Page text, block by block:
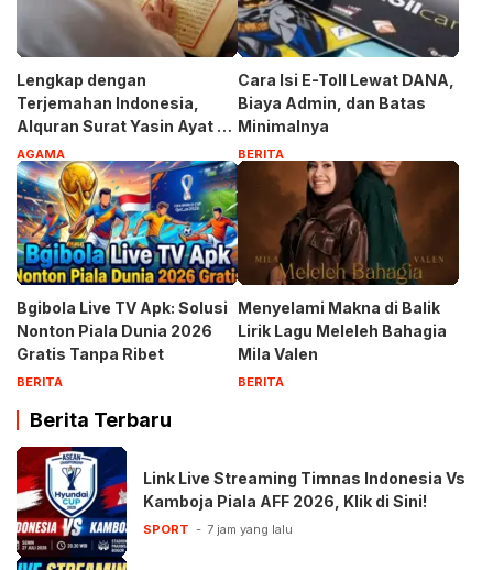
Lengkap dengan
Terjemahan Indonesia,
Alquran Surat Yasin Ayat 1-
83
AGAMA
Cara Isi E-Toll Lewat DANA,
Biaya Admin, dan Batas
Minimalnya
BERITA
Bgibola Live TV Apk: Solusi
Nonton Piala Dunia 2026
Gratis Tanpa Ribet
BERITA
Menyelami Makna di Balik
Lirik Lagu Meleleh Bahagia
Mila Valen
BERITA
Berita Terbaru
Link Live Streaming Timnas Indonesia Vs
Kamboja Piala AFF 2026, Klik di Sini!
SPORT 7 jam yang lalu